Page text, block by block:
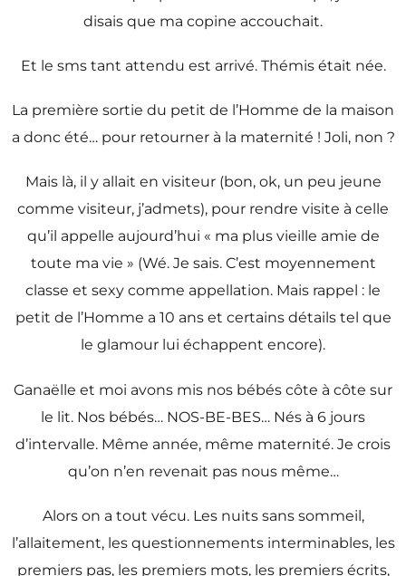
disais que ma copine accouchait.
Et le sms tant attendu est arrivé. Thémis était née.
La première sortie du petit de l’Homme de la maison
a donc été… pour retourner à la maternité ! Joli, non ?
Mais là, il y allait en visiteur (bon, ok, un peu jeune
comme visiteur, j’admets), pour rendre visite à celle
qu’il appelle aujourd’hui « ma plus vieille amie de
toute ma vie » (Wé. Je sais. C’est moyennement
classe et sexy comme appellation. Mais rappel : le
petit de l’Homme a 10 ans et certains détails tel que
le glamour lui échappent encore).
Ganaëlle et moi avons mis nos bébés côte à côte sur
le lit. Nos bébés… NOS-BE-BES… Nés à 6 jours
d’intervalle. Même année, même maternité. Je crois
qu’on n’en revenait pas nous même…
Alors on a tout vécu. Les nuits sans sommeil,
l’allaitement, les questionnements interminables, les
premiers pas, les premiers mots, les premiers écrits,